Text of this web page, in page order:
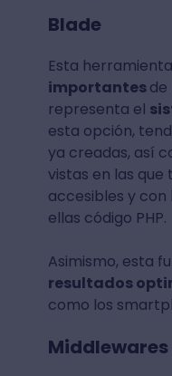
Blade
Esta
importantesde
representa el
esta opción,
ya creadas, así
vistas en las
accesibles y
ellas código PHP.
Asimismo, esta
resultados
como los
Middlewares